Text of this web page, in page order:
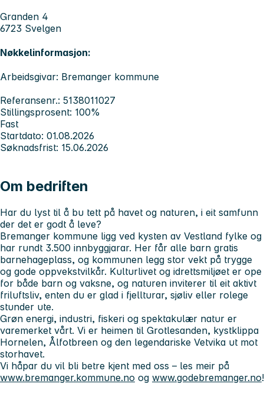
Granden 4
6723 Svelgen
Nøkkelinformasjon:
Arbeidsgivar: Bremanger kommune
Referansenr.: 5138011027
Stillingsprosent: 100%
Fast
Startdato: 01.08.2026
Søknadsfrist: 15.06.2026
Om bedriften
Har du lyst til å bu tett på havet og naturen, i eit samfunn
der det er godt å leve?
Bremanger kommune ligg ved kysten av Vestland fylke og
har rundt 3.500 innbyggjarar. Her får alle barn gratis
barnehageplass, og kommunen legg stor vekt på trygge
og gode oppvekstvilkår. Kulturlivet og idrettsmiljøet er ope
for både barn og vaksne, og naturen inviterer til eit aktivt
friluftsliv, enten du er glad i fjellturar, sjøliv eller rolege
stunder ute.
Grøn energi, industri, fiskeri og spektakulær natur er
varemerket vårt. Vi er heimen til Grotlesanden, kystklippa
Hornelen, Ålfotbreen og den legendariske Vetvika ut mot
storhavet.
Vi håpar du vil bli betre kjent med oss – les meir på
www.bremanger.kommune.no og www.godebremanger.no!